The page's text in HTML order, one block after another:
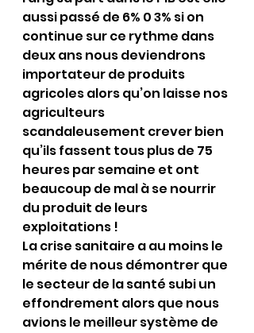
aussi passé de 6% 0 3% si on
continue sur ce rythme dans
deux ans nous deviendrons
importateur de produits
agricoles alors qu’on laisse nos
agriculteurs
scandaleusement crever bien
qu’ils fassent tous plus de 75
heures par semaine et ont
beaucoup de mal à se nourrir
du produit de leurs
exploitations !
La crise sanitaire a au moins le
mérite de nous démontrer que
le secteur de la santé subi un
effondrement alors que nous
avions le meilleur système de